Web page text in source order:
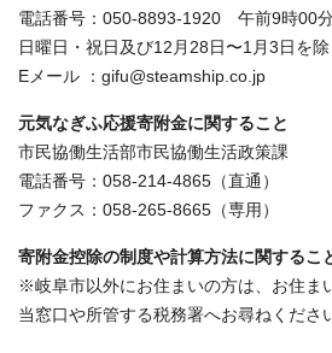
電話番号：050-8893-1920 午前9時00
日曜日・祝日及び12月28日〜1月3日を除
Eメール ：gifu@steamship.co.jp
元気なぎふ応援寄附金に関すること
市民協働生活部市民協働生活政策課
電話番号：058-214-4865（直通）
ファクス：058-265-8665（専用）
寄附金控除の制度や計算方法に関するこ
※岐阜市以外にお住まいの方は、お住ま
当窓口や所管する税務署へお尋ねくださ